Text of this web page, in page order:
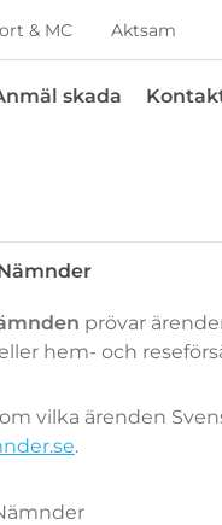
& MC Aktsam
skada
prövar
hem- och
vilka ärenden
.